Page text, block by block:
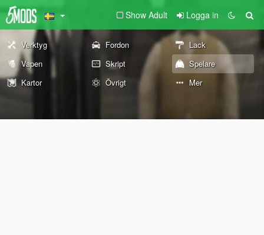
Show Adult Logga in
Verktyg Fordon
Lack
Vapen
Skript
Spelare
Kartor
Övrigt Mer